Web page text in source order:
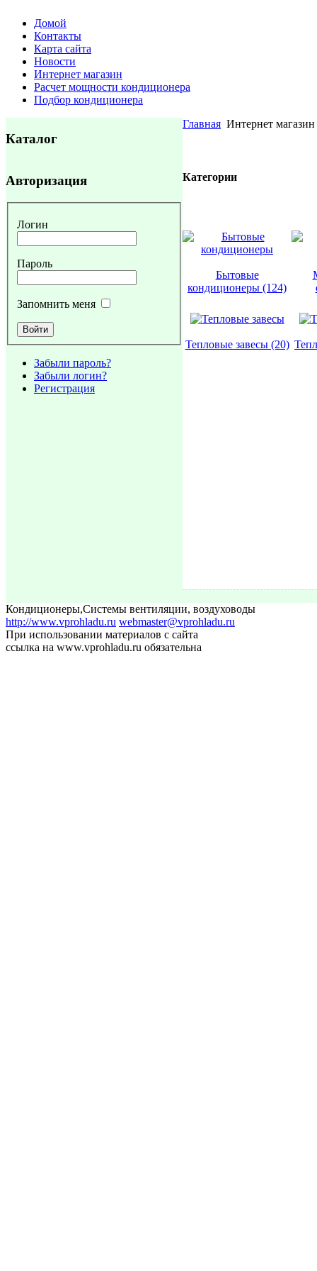
Домой
Контакты
Карта сайта
Новости
Интернет магазин
Расчет мощности кондиционера
Подбор кондиционера
Каталог
Авторизация
Логин
Пароль
Запомнить меня
Забыли пароль?
Забыли логин?
Регистрация
Главная Интернет магазин
Категории
Бытовые
кондиционеры (124)
Тепловые завесы (20)
Кондиционеры,Системы вентиляции, воздуховоды
http://www.vprohladu.ru webmaster@vprohladu.ru
При использовании материалов с сайта
ссылка на www.vprohladu.ru обязательна